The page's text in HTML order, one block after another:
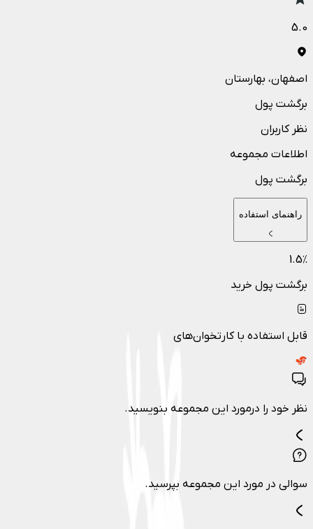
5.0
اصفهان، بهارستان
برگشت پول
نظر کاربران
اطلاعات مجموعه
برگشت پول
راهنمای استفاده
1.5٪
برگشت پول خرید
قابل استفاده با کارتخوان‌های
نظر خود را درمورد این مجموعه بنویسید.
سوالی در مورد این مجموعه بپرسید.